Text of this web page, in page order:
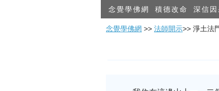
念覺學佛網 積德改命 深信因
念覺學佛網 >> 法師開示>> 淨土法